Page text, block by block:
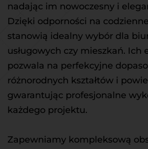
nadając im nowoczesny i
Dzięki odporności na
stanowią idealny wybór dla
usługowych czy mieszkań. Ich
pozwala na perfekcyjne
różnorodnych kształtów i
gwarantując profesjonalne
każdego projektu.
Zapewniamy kompleksową